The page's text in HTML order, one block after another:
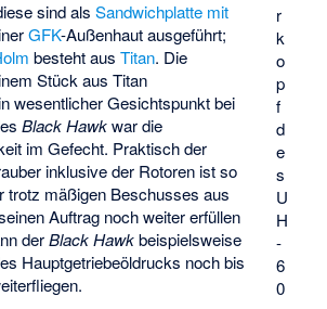
r
k
o
p
f
d
e
s
U
H
-
6
0
sind alsSandwichplatte mit
GFK-Außenhaut ausgeführt;
besteht ausTitan. Die
Stück aus Titan
wesentlicher Gesichtspunkt bei
Black Hawkwar die
im Gefecht. Praktisch der
inklusive der Rotoren ist so
trotz mäßigen Beschusses aus
Auftrag noch weiter erfüllen
derBlack Hawkbeispielsweise
Hauptgetriebeöldrucks noch bis